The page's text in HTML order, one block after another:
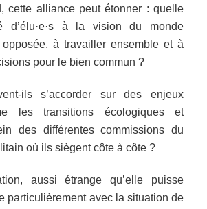
cette alliance peut étonner : quelle
d’élu·e·s à la vision du monde
opposée, à travailler ensemble et à
pour le bien commun ?
ils s’accorder sur des enjeux
les transitions écologiques et
des différentes commissions du
où ils siègent côte à côte ?
aussi étrange qu’elle puisse
particulièrement avec la situation de